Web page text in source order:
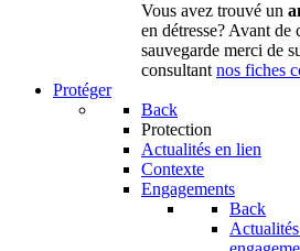
Vous avez trouvé un
en détresse? Avant de
sauvegarde merci de
consultantnos fiches
Protéger
Back
Protection
Actualités en lien
Contexte
Engagements
Back